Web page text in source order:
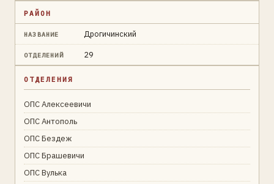
РАЙОН
НАЗВАНИЕ Дрогичинский
ОТДЕЛЕНИЙ 29
ОТДЕЛЕНИЯ
ОПС Алексеевичи
ОПС Антополь
ОПС Бездеж
ОПС Брашевичи
ОПС Вулька